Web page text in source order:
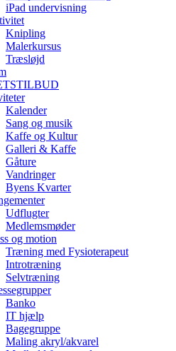
iPad undervisning
Knipling
Malerkursus
Træsløjd
Kalender
Sang og musik
Kaffe og Kultur
Galleri & Kaffe
Gåture
Vandringer
Byens Kvarter
Udflugter
Medlemsmøder
og motion
Træning med Fysioterapeut
Introtræning
Selvtræning
Banko
IT hjælp
Bagegruppe
Maling akryl/akvarel